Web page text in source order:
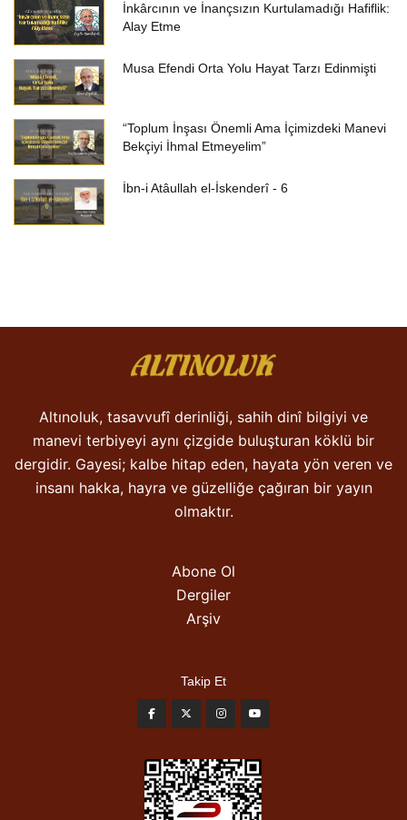
İnkârcının ve İnançsızın Kurtulamadığı Hafiflik:
Alay Etme
Musa Efendi Orta Yolu Hayat Tarzı Edinmişti
“Toplum İnşası Önemli Ama İçimizdeki Manevi
Bekçiyi İhmal Etmeyelim”
İbn-i Atâullah el-İskenderî - 6
Altınoluk, tasavvufî derinliği, sahih dinî bilgiyi ve
manevi terbiyeyi aynı çizgide buluşturan köklü bir
dergidir. Gayesi; kalbe hitap eden, hayata yön veren ve
insanı hakka, hayra ve güzelliğe çağıran bir yayın
olmaktır.
Abone Ol
Dergiler
Arşiv
Takip Et